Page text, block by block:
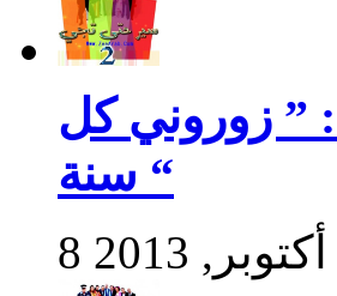
الحلقة : ” زوروني كل
سنة “
8 أكتوبر, 2013